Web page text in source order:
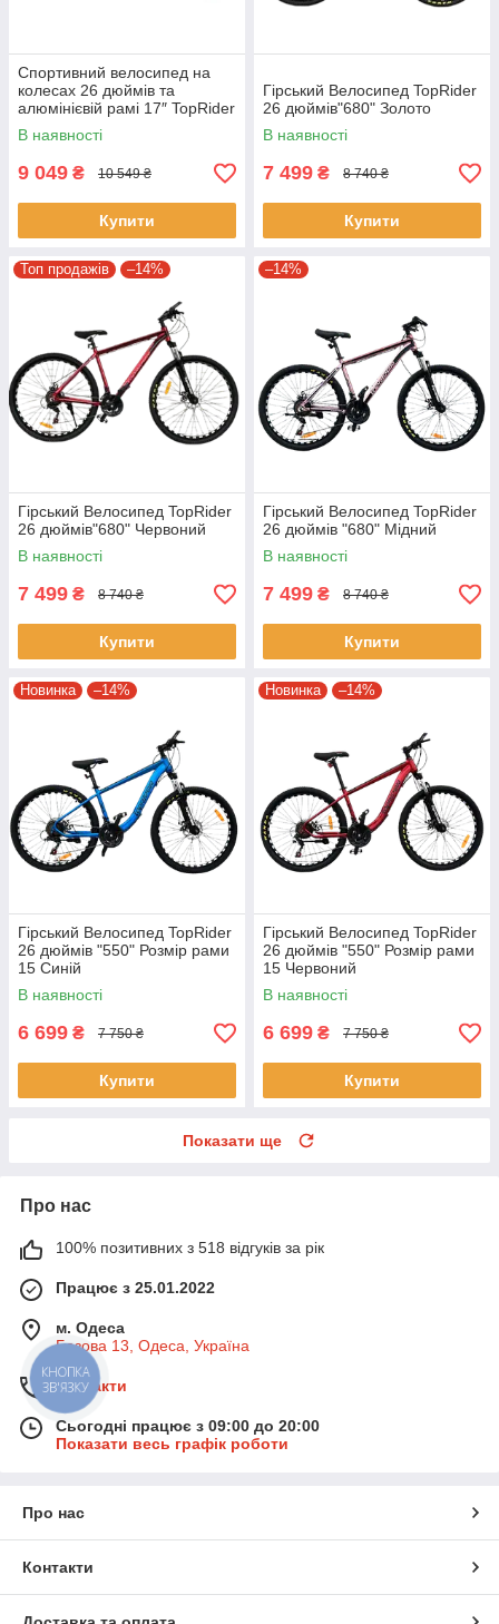
Спортивний велосипед на
колесах 26 дюймів та
алюмінієвій рамі 17″ TopRider
670 Аква
В наявності
9 049 ₴ 10 549 ₴
Купити
Гірський Велосипед TopRider
26 дюймів"680" Золото
В наявності
7 499 ₴ 8 740 ₴
Купити
Топ продажів –14%
Гірський Велосипед TopRider
26 дюймів"680" Червоний
В наявності
7 499 ₴ 8 740 ₴
Купити
–14%
Гірський Велосипед TopRider
26 дюймів "680" Мідний
В наявності
7 499 ₴ 8 740 ₴
Купити
Новинка –14%
Гірський Велосипед TopRider
26 дюймів "550" Розмір рами
15 Синій
В наявності
6 699 ₴ 7 750 ₴
Купити
Новинка –14%
Гірський Велосипед TopRider
26 дюймів "550" Розмір рами
15 Червоний
В наявності
6 699 ₴ 7 750 ₴
Купити
Показати ще
Про нас
100% позитивних з 518 відгуків за рік
Працює з 25.01.2022
м. Одеса
Базова 13, Одеса, Україна
Контакти
Сьогодні працює з 09:00 до 20:00
Показати весь графік роботи
Про нас
Контакти
КНОПКА
ЗВ'ЯЗКУ